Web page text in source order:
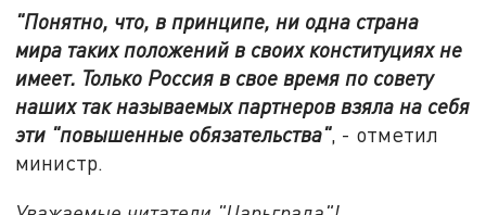
"Понятно, что, в принципе, ни одна страна
мира таких положений в своих конституциях не
имеет. Только Россия в свое время по совету
наших так называемых партнеров взяла на себя
эти "повышенные обязательства", - отметил
министр.